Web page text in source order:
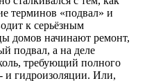
терминов «подвал» и
к серьёзным
домов начинают ремонт,
подвал, а на деле
требующий полного
и гидроизоляции. Или,